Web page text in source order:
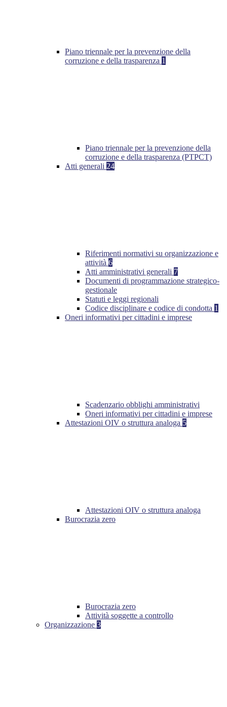
Piano triennale per la prevenzione della
corruzione e della trasparenza 1
Piano triennale per la prevenzione della
corruzione e della trasparenza (PTPCT)
Atti generali 24
Riferimenti normativi su organizzazione e
attività 6
Atti amministrativi generali 7
Documenti di programmazione strategico-
gestionale
Statuti e leggi regionali
Codice disciplinare e codice di condotta 1
Oneri informativi per cittadini e imprese
Scadenzario obblighi amministrativi
Oneri informativi per cittadini e imprese
Attestazioni OIV o struttura analoga 5
Attestazioni OIV o struttura analoga
Burocrazia zero
Burocrazia zero
Attività soggette a controllo
Organizzazione 3